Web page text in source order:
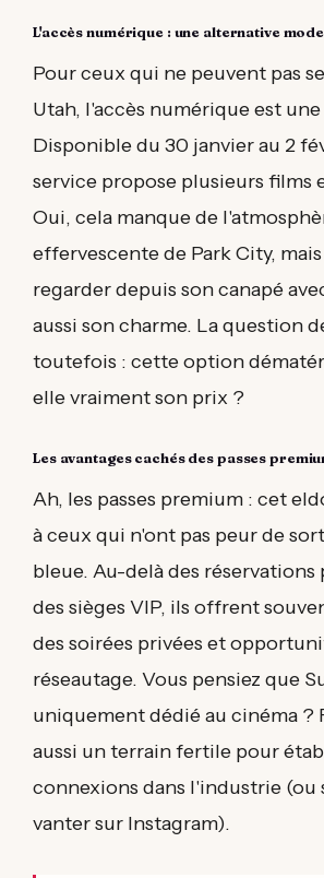
L'accès numérique : une alternative
Pour ceux qui ne peuvent pas
Utah, l'accès numérique est
Disponible du 30 janvier au 2
service propose plusieurs films
Oui, cela manque de
effervescente de Park City,
regarder depuis son canapé
aussi son charme. La question
toutefois : cette option
elle vraiment son prix ?
Les avantages cachés des passes
Ah, les passes premium : cet
à ceux qui n'ont pas peur de
bleue. Au-delà des
des sièges VIP, ils offrent
des soirées privées et
réseautage. Vous pensiez que
uniquement dédié au cinéma ?
aussi un terrain fertile pour
connexions dans l'industrie (ou
vanter sur Instagram).